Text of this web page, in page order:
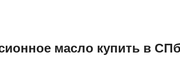
масло купить в СПб